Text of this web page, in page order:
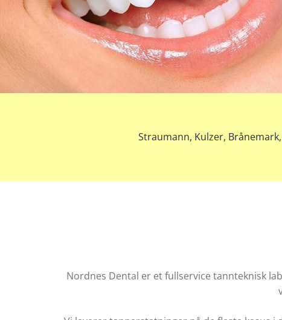
Straumann, Kulzer,
Nordnes Dental er et fullservice tannteknisk